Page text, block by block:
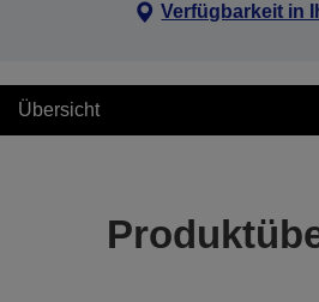
Verfügbarkeit in
Übersicht